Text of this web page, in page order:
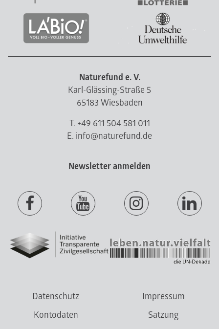
Naturefund e. V.
Karl-Glässing-Straße 5
65183 Wiesbaden
T. +49 611 504 581 011
E. info@naturefund.de
Newsletter anmelden
Datenschutz
Impressum
Kontodaten
Satzung